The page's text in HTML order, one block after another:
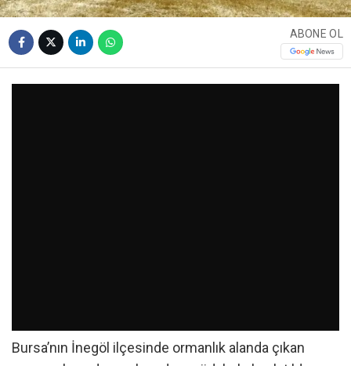
ABONE OL
Bursa’nın İnegöl ilçesinde ormanlık alanda çıkan